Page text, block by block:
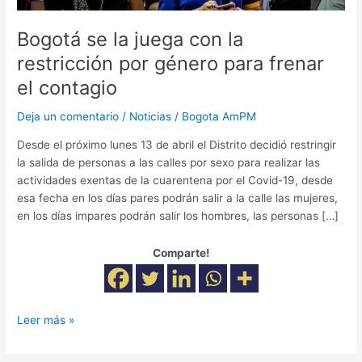
Bogotá se la juega con la
restricción por género para frenar
el contagio
Deja un comentario / Noticias / Bogota AmPM
Desde el próximo lunes 13 de abril el Distrito decidió restringir
la salida de personas a las calles por sexo para realizar las
actividades exentas de la cuarentena por el Covid-19, desde
esa fecha en los días pares podrán salir a la calle las mujeres,
en los días impares podrán salir los hombres, las personas […]
Comparte!
para
frenar
el
contagio
Leer más »